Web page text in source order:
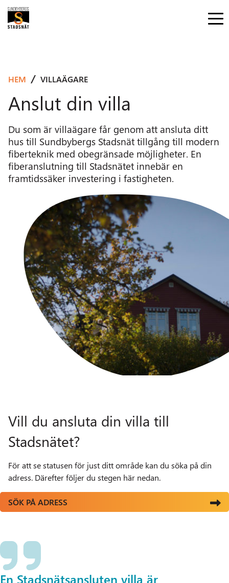
HEM VILLAÄGARE
Anslut din villa
Du som är villaägare får genom att ansluta ditt
hus till Sundbybergs Stadsnät tillgång till modern
fiberteknik med obegränsade möjligheter. En
fiberanslutning till Stadsnätet innebär en
framtidssäker investering i fastigheten.
Vill du ansluta din villa till
Stadsnätet?
För att se statusen för just ditt område kan du söka på din
adress. Därefter följer du stegen här nedan.
SÖK PÅ ADRESS
En Stadsnätsansluten villa är